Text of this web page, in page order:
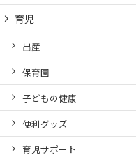
育児
出産
保育園
子どもの健康
便利グッズ
育児サポート